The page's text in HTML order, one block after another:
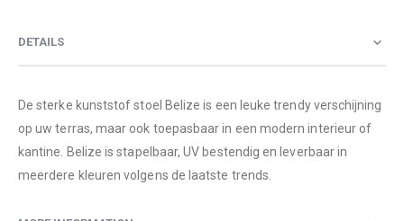
DETAILS
De sterke kunststof stoel Belize is een leuke trendy verschijning
op uw terras, maar ook toepasbaar in een modern interieur of
kantine. Belize is stapelbaar, UV bestendig en leverbaar in
meerdere kleuren volgens de laatste trends.